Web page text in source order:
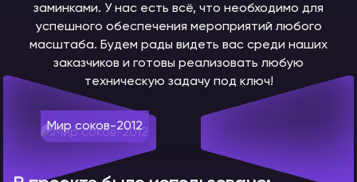
заминками. У нас есть всё, что необходимо для
успешного обеспечения мероприятий любого
масштаба. Будем рады видеть вас среди наших
заказчиков и готовы реализовать любую
техническую задачу под ключ!
Мир соков-2012